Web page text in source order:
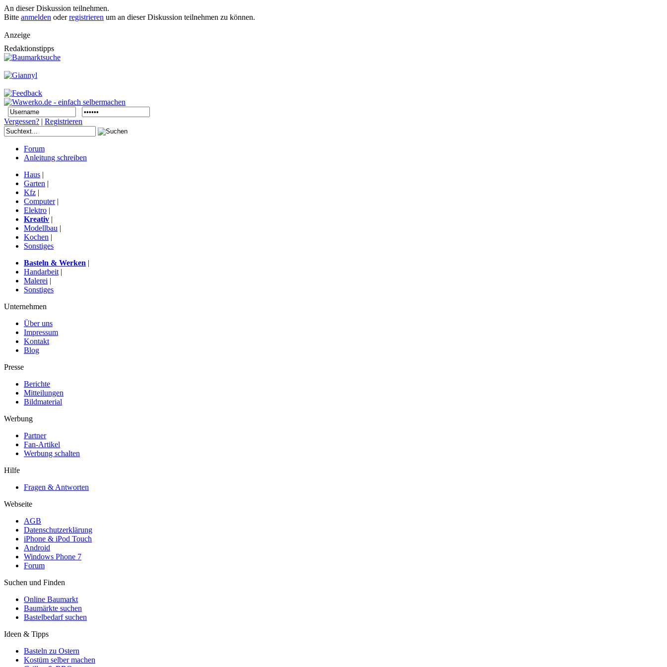
An dieser Diskussion teilnehmen.
Bitte anmelden oderregistrieren um an dieser Diskussion teilnehmen zu können.
Anzeige
Redaktionstipps
Vergessen? | Registrieren
Forum
Anleitung schreiben
Haus |
Garten |
Kfz |
Computer|
Elektro |
Kreativ |
Modellbau |
Kochen |
Sonstiges
Basteln & Werken |
Handarbeit |
Malerei |
Sonstiges
Unternehmen
Über uns
Impressum
Kontakt
Blog
Presse
Berichte
Mitteilungen
Bildmaterial
Werbung
Partner
Fan-Artikel
Werbung schalten
Hilfe
Fragen & Antworten
Webseite
AGB
Datenschutzerklärung
iPhone & iPod Touch
Android
Windows Phone 7
Forum
Suchen und Finden
Online Baumarkt
Baumärkte suchen
Bastelbedarf suchen
Ideen & Tipps
Basteln zu Ostern
Kostüm selber machen